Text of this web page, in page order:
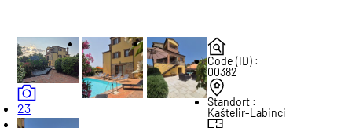
23
Code (ID) :
00382
Standort :
Kaštelir-Labinci